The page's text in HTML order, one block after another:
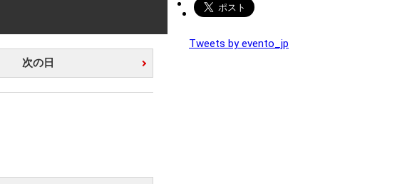
次の日
Tweets by evento_jp